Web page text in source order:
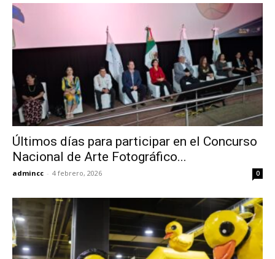
Últimos días para participar en el Concurso
Nacional de Arte Fotográfico...
admincc - 4 febrero, 2026 0